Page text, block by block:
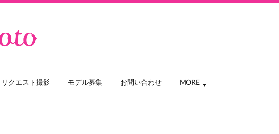
リクエスト撮影 モデル募集 お問い合わせ MORE